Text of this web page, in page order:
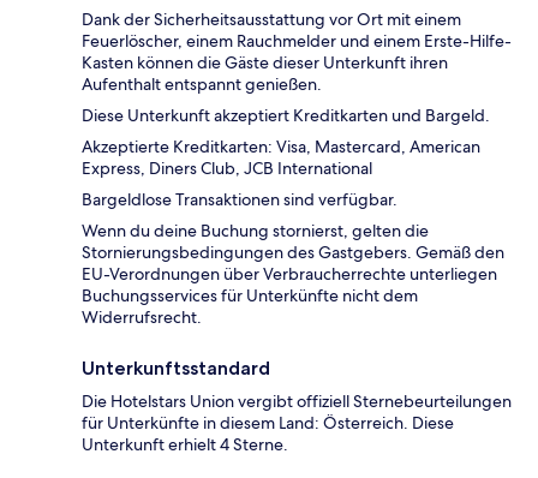
Dank der Sicherheitsausstattung vor Ort mit einem
Feuerlöscher, einem Rauchmelder und einem Erste-Hilfe-
Kasten können die Gäste dieser Unterkunft ihren
Aufenthalt entspannt genießen.
Diese Unterkunft akzeptiert Kreditkarten und Bargeld.
Akzeptierte Kreditkarten: Visa, Mastercard, American
Express, Diners Club, JCB International
Bargeldlose Transaktionen sind verfügbar.
Wenn du deine Buchung stornierst, gelten die
Stornierungsbedingungen des Gastgebers. Gemäß den
EU-Verordnungen über Verbraucherrechte unterliegen
Buchungsservices für Unterkünfte nicht dem
Widerrufsrecht.
Unterkunftsstandard
Die Hotelstars Union vergibt offiziell Sternebeurteilungen
für Unterkünfte in diesem Land: Österreich. Diese
Unterkunft erhielt 4 Sterne.